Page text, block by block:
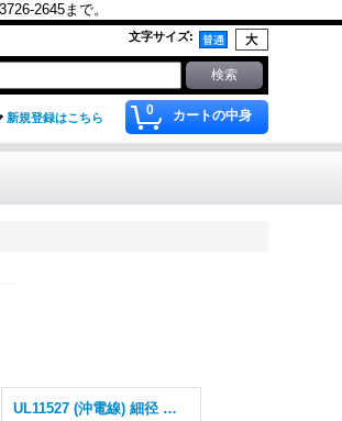
2645まで。
文字サイズ:
0 カートの中身
新規登録はこちら
UL11527 (沖電線) 細径 可動部用 ロボットケーブル